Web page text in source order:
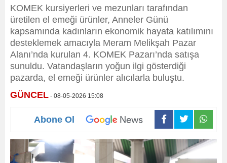
KOMEK kursiyerleri ve mezunları tarafından
üretilen el emeği ürünler, Anneler Günü
kapsamında kadınların ekonomik hayata katılımını
desteklemek amacıyla Meram Melikşah Pazar
Alanı’nda kurulan 4. KOMEK Pazarı’nda satışa
sunuldu. Vatandaşların yoğun ilgi gösterdiği
pazarda, el emeği ürünler alıcılarla buluştu.
GÜNCEL - 08-05-2026 15:08
Abone Ol